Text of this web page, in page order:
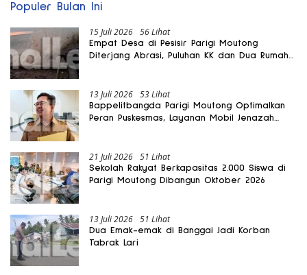
Populer Bulan Ini
15 Juli 2026 56 Lihat
Empat Desa di Pesisir Parigi Moutong
Diterjang Abrasi, Puluhan KK dan Dua Rumah
13 Juli 2026 53 Lihat
Bappelitbangda Parigi Moutong Optimalkan
Peran Puskesmas, Layanan Mobil Jenazah
21 Juli 2026 51 Lihat
Sekolah Rakyat Berkapasitas 2.000 Siswa di
Parigi Moutong Dibangun Oktober 2026
13 Juli 2026 51 Lihat
Dua Emak-emak di Banggai Jadi Korban
Tabrak Lari